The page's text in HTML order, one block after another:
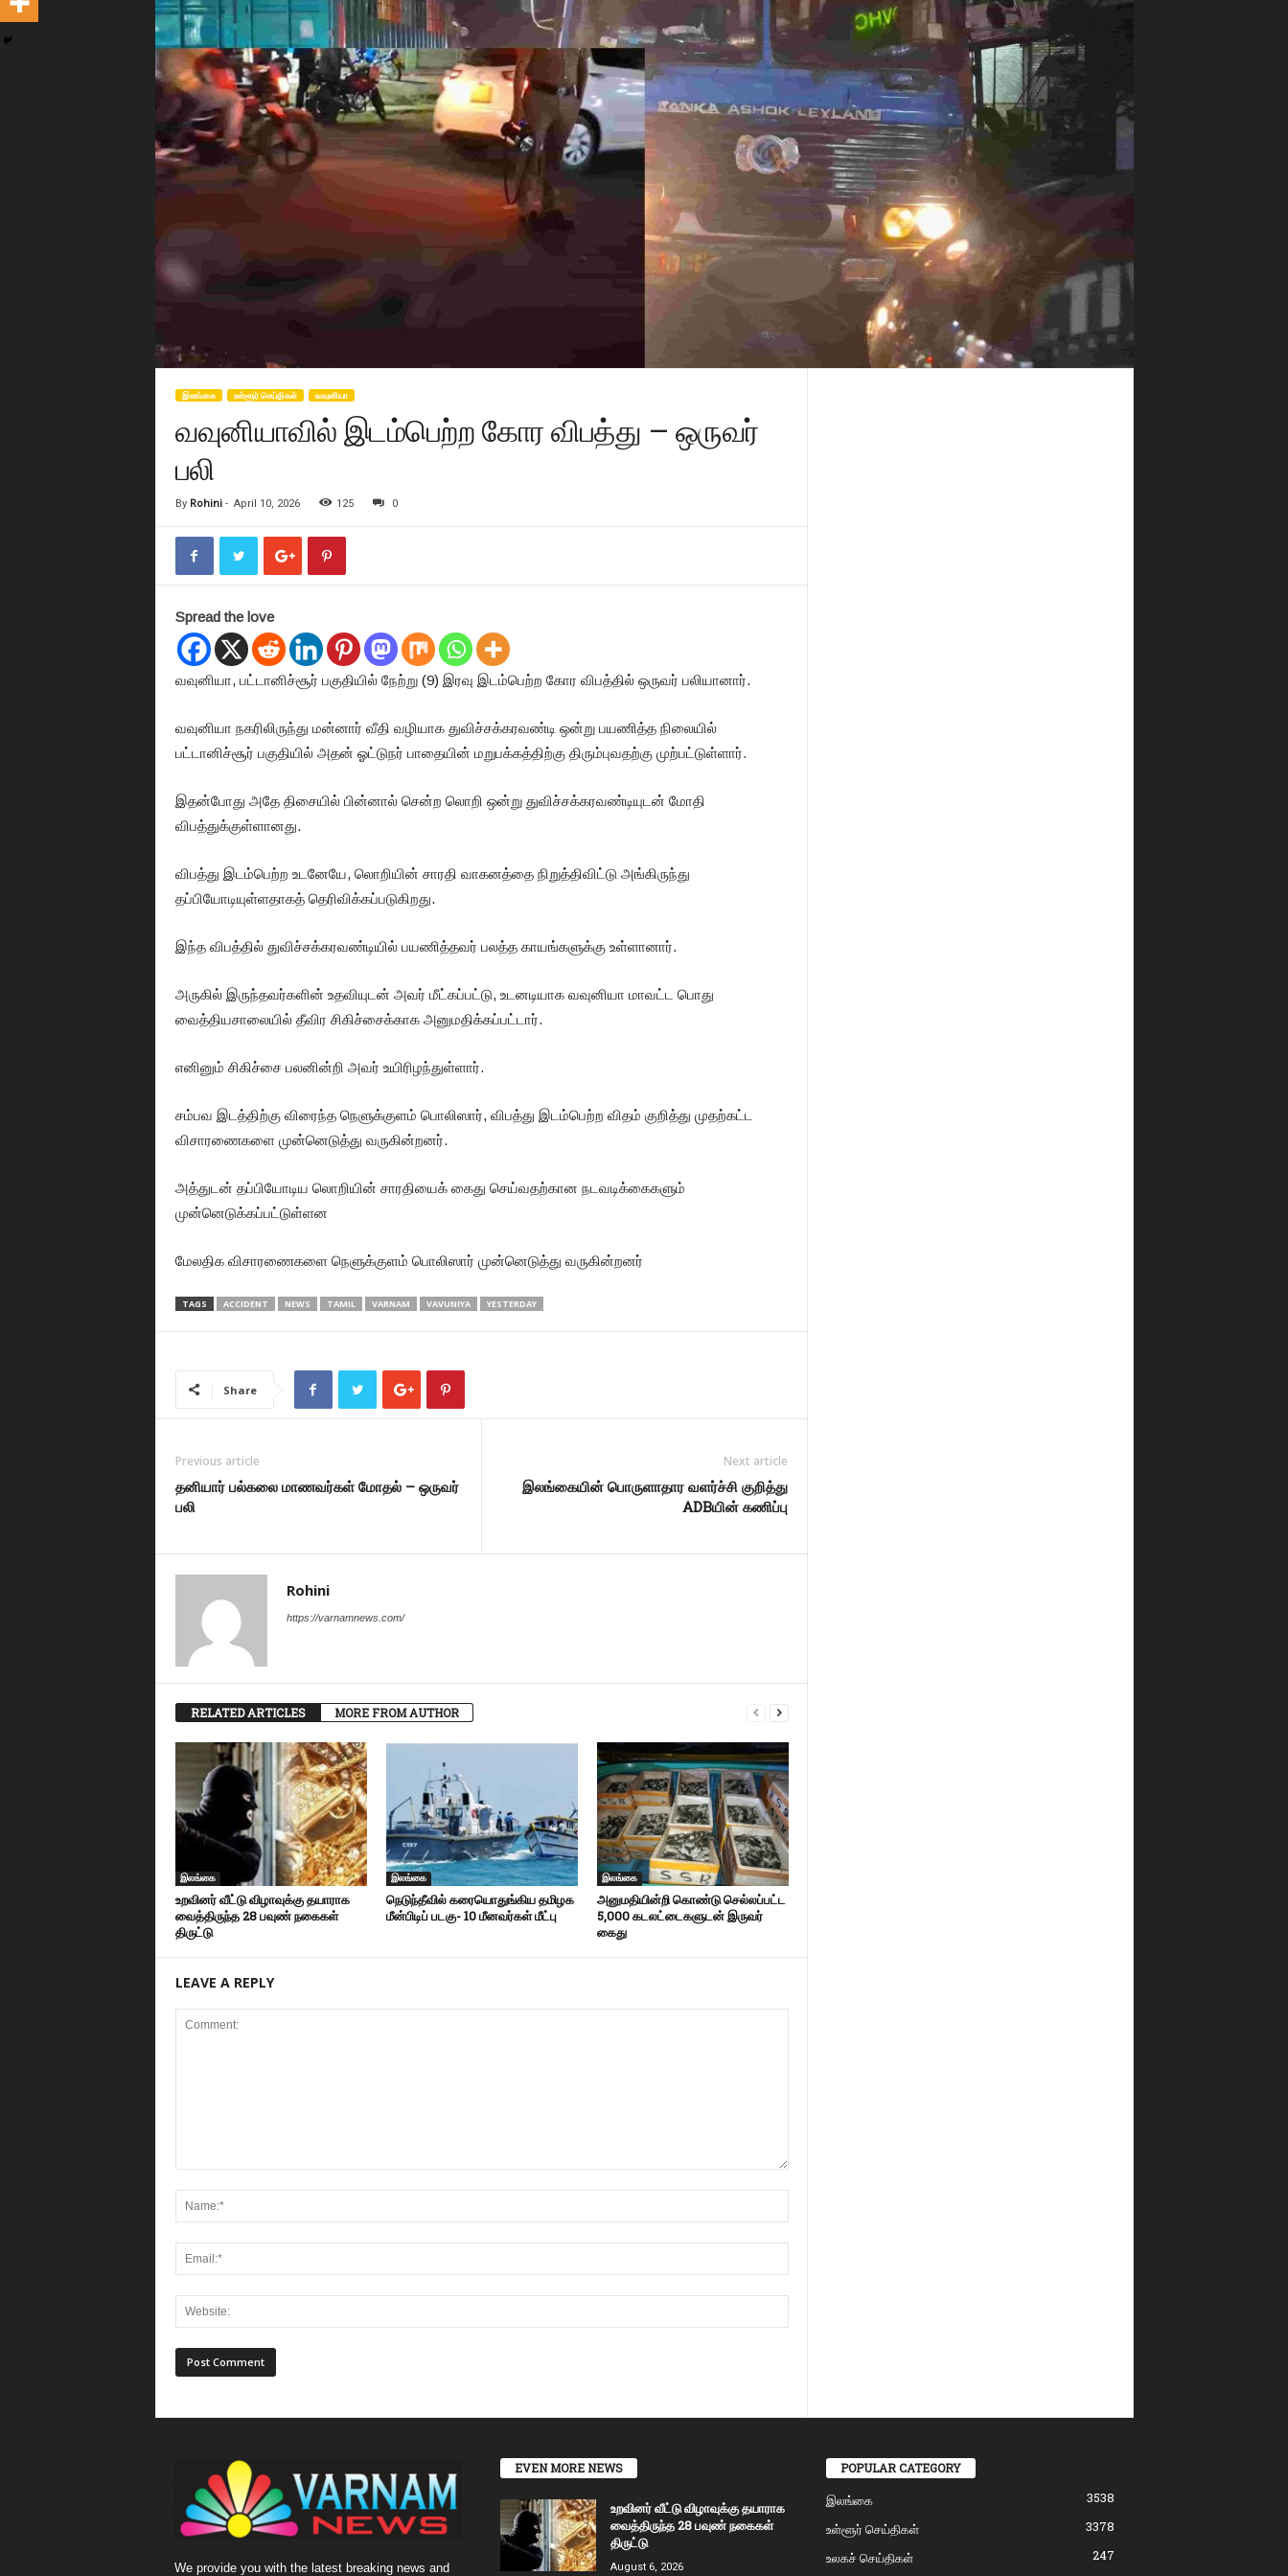
இலங்கை உள்ளூர் செய்திகள் வவுனியா
வவுனியாவில் இடம்பெற்ற கோர விபத்து – ஒருவர்
பலி
By Rohini- April 10, 2026 125 0
Spread the love
வவுனியா, பட்டானிச்சூர் பகுதியில் நேற்று (9) இரவு இடம்பெற்ற கோர விபத்தில் ஒருவர் பலியானார்.
வவுனியா நகரிலிருந்து மன்னார் வீதி வழியாக துவிச்சக்கரவண்டி ஒன்று பயணித்த நிலையில்
பட்டானிச்சூர் பகுதியில் அதன் ஓட்டுநர் பாதையின் மறுபக்கத்திற்கு திரும்புவதற்கு முற்பட்டுள்ளார்.
இதன்போது அதே திசையில் பின்னால் சென்ற லொறி ஒன்று துவிச்சக்கரவண்டியுடன் மோதி
விபத்துக்குள்ளானது.
விபத்து இடம்பெற்ற உடனேயே, லொறியின் சாரதி வாகனத்தை நிறுத்திவிட்டு அங்கிருந்து
தப்பியோடியுள்ளதாகத் தெரிவிக்கப்படுகிறது.
இந்த விபத்தில் துவிச்சக்கரவண்டியில் பயணித்தவர் பலத்த காயங்களுக்கு உள்ளானார்.
அருகில் இருந்தவர்களின் உதவியுடன் அவர் மீட்கப்பட்டு, உடனடியாக வவுனியா மாவட்ட பொது
வைத்தியசாலையில் தீவிர சிகிச்சைக்காக அனுமதிக்கப்பட்டார்.
எனினும் சிகிச்சை பலனின்றி அவர் உயிரிழந்துள்ளார்.
சம்பவ இடத்திற்கு விரைந்த நெளுக்குளம் பொலிஸார், விபத்து இடம்பெற்ற விதம் குறித்து முதற்கட்ட
விசாரணைகளை முன்னெடுத்து வருகின்றனர்.
அத்துடன் தப்பியோடிய லொறியின் சாரதியைக் கைது செய்வதற்கான நடவடிக்கைகளும்
முன்னெடுக்கப்பட்டுள்ளன
மேலதிக விசாரணைகளை நெளுக்குளம் பொலிஸார் முன்னெடுத்து வருகின்றனர்
TAGS ACCIDENT NEWS TAMIL VARNAM VAVUNIYA YESTERDAY
Share
Previous article
தனியார் பல்கலை மாணவர்கள் மோதல் – ஒருவர்
பலி
Next article
இலங்கையின் பொருளாதார வளர்ச்சி குறித்து
ADBயின் கணிப்பு
Rohini
https://varnamnews.com/
RELATED ARTICLES MORE FROM AUTHOR
இலங்கை
உறவினர் வீட்டு விழாவுக்கு தயாராக
வைத்திருந்த 28 பவுண் நகைகள்
திருட்டு
இலங்கை
நெடுந்தீவில் கரையொதுங்கிய தமிழக
மீன்பிடிப் படகு- 10 மீனவர்கள் மீட்பு
இலங்கை
அனுமதியின்றி கொண்டு செல்லப்பட்ட
5,000 கடலட்டைகளுடன் இருவர்
கைது
LEAVE A REPLY
We provide you with the latest breaking news and
EVEN MORE NEWS
உறவினர் வீட்டு விழாவுக்கு தயாராக
வைத்திருந்த 28 பவுண் நகைகள்
திருட்டு
August 6, 2026
POPULAR CATEGORY
இலங்கை
3538
உள்ளூர் செய்திகள்
3378
உலகச் செய்திகள்
247